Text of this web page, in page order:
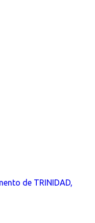
de TRINIDAD,